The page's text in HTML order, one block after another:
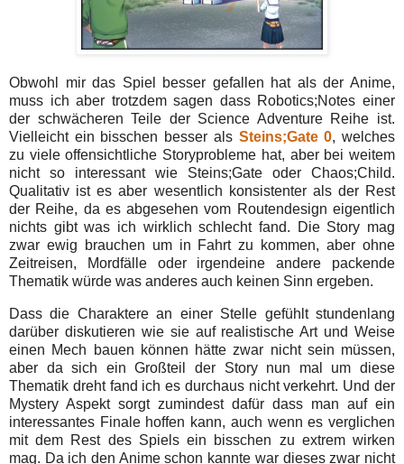
Obwohl mir das Spiel besser gefallen hat als der Anime,
muss ich aber trotzdem sagen dass Robotics;Notes einer
der schwächeren Teile der Science Adventure Reihe ist.
Vielleicht ein bisschen besser als Steins;Gate 0, welches
zu viele offensichtliche Storyprobleme hat, aber bei weitem
nicht so interessant wie Steins;Gate oder Chaos;Child.
Qualitativ ist es aber wesentlich konsistenter als der Rest
der Reihe, da es abgesehen vom Routendesign eigentlich
nichts gibt was ich wirklich schlecht fand. Die Story mag
zwar ewig brauchen um in Fahrt zu kommen, aber ohne
Zeitreisen, Mordfälle oder irgendeine andere packende
Thematik würde was anderes auch keinen Sinn ergeben.
Dass die Charaktere an einer Stelle gefühlt stundenlang
darüber diskutieren wie sie auf realistische Art und Weise
einen Mech bauen können hätte zwar nicht sein müssen,
aber da sich ein Großteil der Story nun mal um diese
Thematik dreht fand ich es durchaus nicht verkehrt. Und der
Mystery Aspekt sorgt zumindest dafür dass man auf ein
interessantes Finale hoffen kann, auch wenn es verglichen
mit dem Rest des Spiels ein bisschen zu extrem wirken
mag. Da ich den Anime schon kannte war dieses zwar nicht